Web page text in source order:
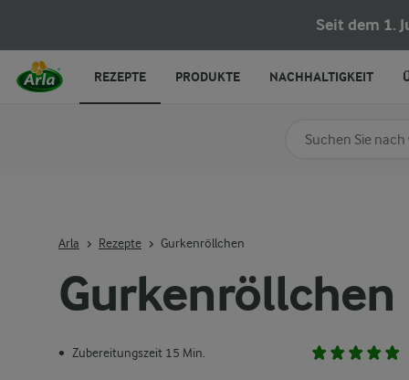
Seit dem 1.
Gurkenröllchen
• Zubereitungszeit 15 Min.
Arla Rezepte Gurkenröllchen
Nach Kategorie
REZEPTE PRODUKTE NACHHALTIGKEIT